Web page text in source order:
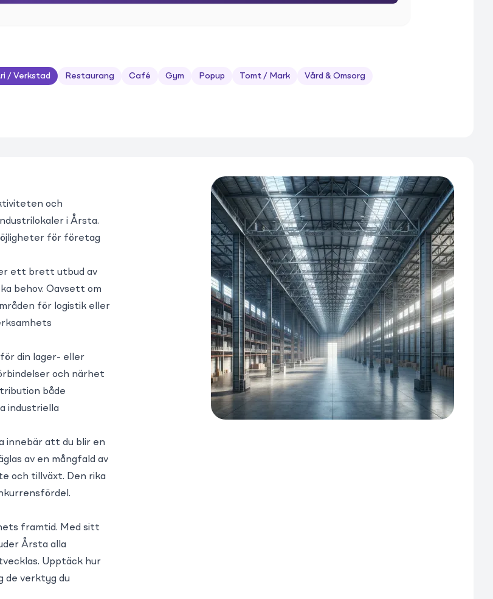
/ Verkstad Restaurang Café Gym Popup Tomt / Mark Vård & Omsorg
och
i Årsta.
för företag
ett brett utbud av
behov. Oavsett om
för logistik eller
din lager- eller
och närhet
både
industriella
innebär att du blir en
av en mångfald av
och tillväxt. Den rika
framtid. Med sitt
Årsta alla
Upptäck hur
de verktyg du